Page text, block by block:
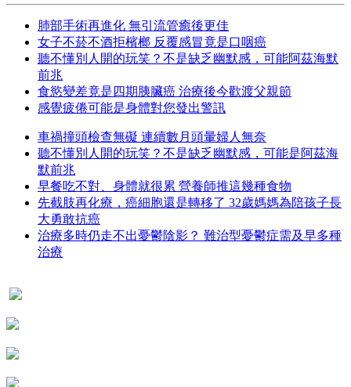
肺部手術再進化 無引流管癒後更佳
女子不菸不酒拒檳榔 反覆感冒竟是口咽癌
聽不懂別人開的玩笑？不是缺乏幽默感，可能阿茲海默
前兆
食慾變差竟是四期胰臟癌 治療後今歡渡父親節
感覺疲倦可能是身體對您發出警訊
車禍撞頭檢查無礙 連續數月頭暈婦人無奈
聽不懂別人開的玩笑？不是缺乏幽默感，可能是阿茲海
默前兆
早餐吃不對、身體就很累 營養師推這幾種食物
先截肢再化療，癌細胞還是轉移了 32歲媽媽為陪孩子長
大勇敢抗癌
治療多時仍走不出憂鬱陰影？ 難治型憂鬱症需及早多種
治療